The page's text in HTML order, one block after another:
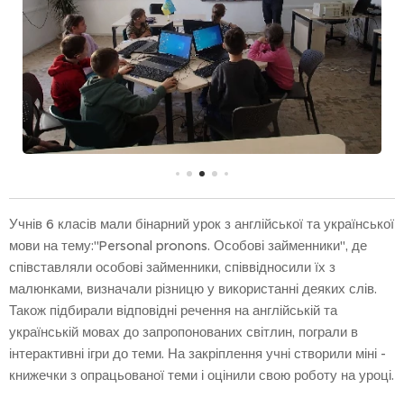
Учнів 6 класів мали бінарний урок з англійської та української
мови на тему:"Personal pronons. Особові займенники", де
співставляли особові займенники, співвідносили їх з
малюнками, визначали різницю у використанні деяких слів.
Також підбирали відповідні речення на англійській та
українській мовах до запропонованих світлин, пограли в
інтерактивні ігри до теми. На закріплення учні створили міні -
книжечки з опрацьованої теми і оцінили свою роботу на уроці.